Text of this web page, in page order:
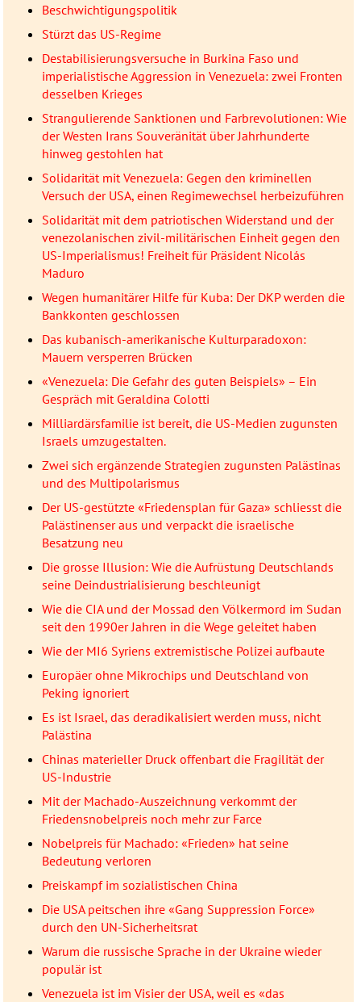
Beschwichtigungspolitik
Stürzt das US-Regime
Destabilisierungsversuche in Burkina Faso und
imperialistische Aggression in Venezuela: zwei Fronten
desselben Krieges
Strangulierende Sanktionen und Farbrevolutionen: Wie
der Westen Irans Souveränität über Jahrhunderte
hinweg gestohlen hat
Solidarität mit Venezuela: Gegen den kriminellen
Versuch der USA, einen Regimewechsel herbeizuführen
Solidarität mit dem patriotischen Widerstand und der
venezolanischen zivil-militärischen Einheit gegen den
US-Imperialismus! Freiheit für Präsident Nicolás
Maduro
Wegen humanitärer Hilfe für Kuba: Der DKP werden die
Bankkonten geschlossen
Das kubanisch-amerikanische Kulturparadoxon:
Mauern versperren Brücken
«Venezuela: Die Gefahr des guten Beispiels» – Ein
Gespräch mit Geraldina Colotti
Milliardärsfamilie ist bereit, die US-Medien zugunsten
Israels umzugestalten.
Zwei sich ergänzende Strategien zugunsten Palästinas
und des Multipolarismus
Der US-gestützte «Friedensplan für Gaza» schliesst die
Palästinenser aus und verpackt die israelische
Besatzung neu
Die grosse Illusion: Wie die Aufrüstung Deutschlands
seine Deindustrialisierung beschleunigt
Wie die CIA und der Mossad den Völkermord im Sudan
seit den 1990er Jahren in die Wege geleitet haben
Wie der MI6 Syriens extremistische Polizei aufbaute
Europäer ohne Mikrochips und Deutschland von
Peking ignoriert
Es ist Israel, das deradikalisiert werden muss, nicht
Palästina
Chinas materieller Druck offenbart die Fragilität der
US-Industrie
Mit der Machado-Auszeichnung verkommt der
Friedensnobelpreis noch mehr zur Farce
Nobelpreis für Machado: «Frieden» hat seine
Bedeutung verloren
Preiskampf im sozialistischen China
Die USA peitschen ihre «Gang Suppression Force»
durch den UN-Sicherheitsrat
Warum die russische Sprache in der Ukraine wieder
populär ist
Venezuela ist im Visier der USA, weil es «das